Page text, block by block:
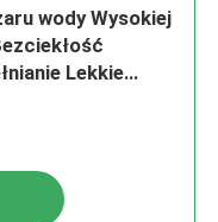
wody Wysokiej
Lekkie